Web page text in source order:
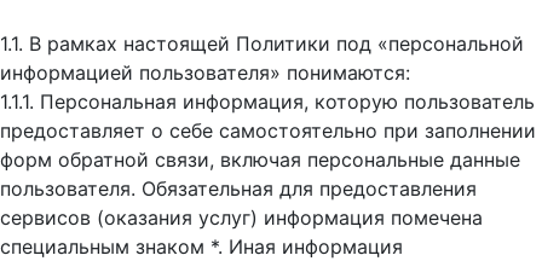
1.1. В рамках настоящей Политики под «персональной
информацией пользователя» понимаются:
1.1.1. Персональная информация, которую пользователь
предоставляет о себе самостоятельно при заполнении
форм обратной связи, включая персональные данные
пользователя. Обязательная для предоставления
сервисов (оказания услуг) информация помечена
специальным знаком *. Иная информация